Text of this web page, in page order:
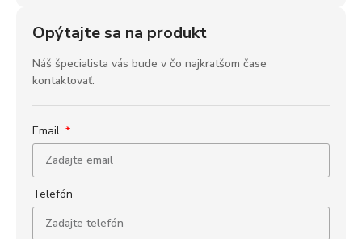
Opýtajte sa na produkt
Náš špecialista vás bude v čo najkratšom čase
kontaktovať.
Email
Telefón